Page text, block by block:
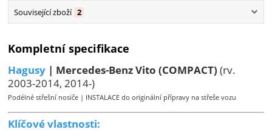
Související zboží 2
Kompletní specifikace
Hagusy | Mercedes-Benz Vito (COMPACT) (rv.
2003-2014, 2014-)
Podélné střešní nosiče | INSTALACE do originální přípravy na střeše vozu
Klíčové vlastnosti: